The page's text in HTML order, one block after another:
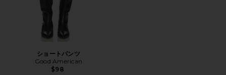
ショートパンツ
Good American
$98